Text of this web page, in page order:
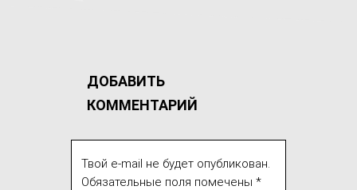
ДОБАВИТЬ
КОММЕНТАРИЙ
Твой e-mail не будет опубликован.
Обязательные поля помечены*